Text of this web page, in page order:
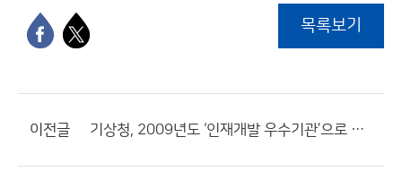
목록보기
이전글 기상청, 2009년도 ‘인재개발 우수기관’으로 재인증